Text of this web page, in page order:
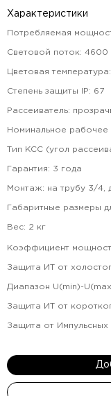
Характеристики
Потребляемая
Световой поток: 4600
Цветовая температура:
Степень защиты IP: 67
Рассеиватель:
Номинальное рабочее
Тип КСС (угол
Гарантия: 3 года
Монтаж: на трубу 3/4,
Габаритные размеры
Вес: 2 кг
Коэффициент
Защита ИТ от
Диапазон U(min)-
Защита ИТ от
Защита от